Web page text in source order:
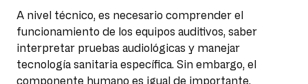
A nivel técnico, es necesario comprender el
funcionamiento de los equipos auditivos, saber
interpretar pruebas audiológicas y manejar
tecnología sanitaria específica. Sin embargo, el
componente humano es igual de importante.